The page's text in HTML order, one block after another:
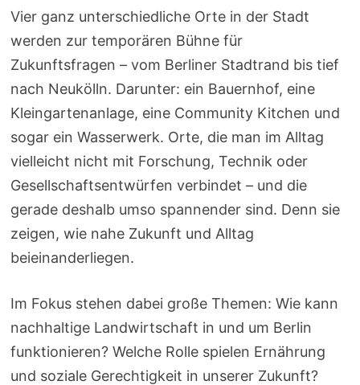
Vier ganz unterschiedliche Orte in der Stadt
werden zur temporären Bühne für
Zukunftsfragen – vom Berliner Stadtrand bis tief
nach Neukölln. Darunter: ein Bauernhof, eine
Kleingartenanlage, eine Community Kitchen und
sogar ein Wasserwerk. Orte, die man im Alltag
vielleicht nicht mit Forschung, Technik oder
Gesellschaftsentwürfen verbindet – und die
gerade deshalb umso spannender sind. Denn sie
zeigen, wie nahe Zukunft und Alltag
beieinanderliegen.
Im Fokus stehen dabei große Themen: Wie kann
nachhaltige Landwirtschaft in und um Berlin
funktionieren? Welche Rolle spielen Ernährung
und soziale Gerechtigkeit in unserer Zukunft?